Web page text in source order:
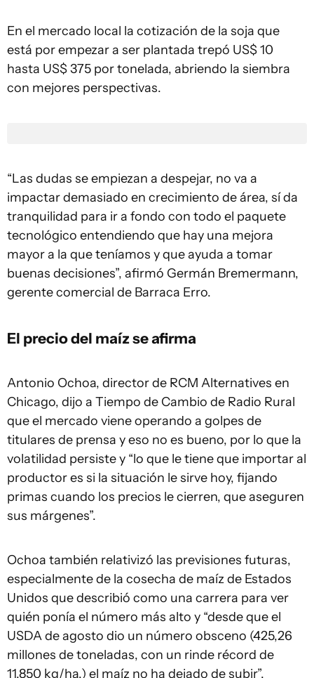
En el mercado local la cotización de la soja que
está por empezar a ser plantada trepó US$ 10
hasta US$ 375 por tonelada, abriendo la siembra
con mejores perspectivas.
“Las dudas se empiezan a despejar, no va a
impactar demasiado en crecimiento de área, sí da
tranquilidad para ir a fondo con todo el paquete
tecnológico entendiendo que hay una mejora
mayor a la que teníamos y que ayuda a tomar
buenas decisiones”, afirmó Germán Bremermann,
gerente comercial de Barraca Erro.
El precio del maíz se afirma
Antonio Ochoa, director de RCM Alternatives en
Chicago, dijo a Tiempo de Cambio de Radio Rural
que el mercado viene operando a golpes de
titulares de prensa y eso no es bueno, por lo que la
volatilidad persiste y “lo que le tiene que importar al
productor es si la situación le sirve hoy, fijando
primas cuando los precios le cierren, que aseguren
sus márgenes”.
Ochoa también relativizó las previsiones futuras,
especialmente de la cosecha de maíz de Estados
Unidos que describió como una carrera para ver
quién ponía el número más alto y “desde que el
USDA de agosto dio un número obsceno (425,26
millones de toneladas, con un rinde récord de
11.850 kg/ha.) el maíz no ha dejado de subir”.